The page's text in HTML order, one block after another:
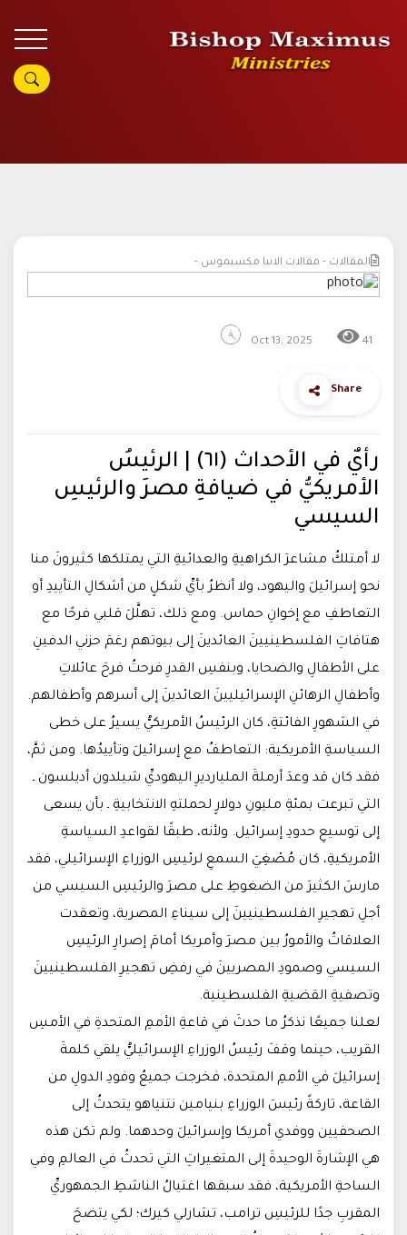
المقالات - مقالات الانبا مكسيموس -
Oct 13, 2025 41
Share
رأيٌ في الأحداث (٦١) | الرئيسُ
الأمريكيُّ في ضيافةِ مصرَ والرئيسِ
السيسي
لا أمتلكُ مشاعرَ الكراهيةِ والعدائيةِ التي يمتلكها كثيرونَ منا
نحو إسرائيلَ واليهود، ولا أنظرُ بأيِّ شكلٍ من أشكالِ التأييدِ أو
التعاطفِ مع إخوانِ حماس. ومع ذلك، تهلَّلَ قلبي فرحًا مع
هتافاتِ الفلسطينيينَ العائدينَ إلى بيوتهم رغمَ حزني الدفينِ
على الأطفالِ والضحايا، وبنفسِ القدرِ فرحتُ فرحَ عائلاتِ
وأطفالِ الرهائنِ الإسرائيليينَ العائدينَ إلى أسرهم وأطفالهم.
في الشهورِ الفائتةِ، كان الرئيسُ الأمريكيُّ يسيرُ على خطى
السياسةِ الأمريكية: التعاطفُ مع إسرائيلَ وتأييدُها. ومن ثمَّ،
فقد كان قد وعدَ أرملةَ المليارديرِ اليهوديِّ شيلدون أديلسون ـ
التي تبرعت بمئةِ مليونِ دولارٍ لحملتهِ الانتخابيةِ ـ بأن يسعى
إلى توسيعِ حدودِ إسرائيل. ولأنه، طبقًا لقواعدِ السياسةِ
الأمريكيةِ، كان مُصْغِيَ السمعِ لرئيسِ الوزراءِ الإسرائيلي، فقد
مارسَ الكثيرَ من الضغوطِ على مصرَ والرئيسِ السيسي من
أجلِ تهجيرِ الفلسطينيينَ إلى سيناءِ المصرية، وتعقدت
العلاقاتُ والأمورُ بين مصرَ وأمريكا أمامَ إصرارِ الرئيسِ
السيسي وصمودِ المصريينَ في رفضِ تهجيرِ الفلسطينيينَ
وتصفيةِ القضيةِ الفلسطينية.
لعلنا جميعًا نذكرُ ما حدثَ في قاعةِ الأممِ المتحدةِ في الأمسِ
القريب، حينما وقفَ رئيسُ الوزراءِ الإسرائيليُّ يلقي كلمةَ
إسرائيلَ في الأممِ المتحدة، فخرجت جميعُ وفودِ الدولِ من
القاعة، تاركةً رئيسَ الوزراءِ بنيامين نتنياهو يتحدثُ إلى
الصحفيين ووفدي أمريكا وإسرائيلَ وحدهما. ولم تكن هذه
هي الإشارةَ الوحيدةَ إلى المتغيراتِ التي تحدثُ في العالمِ وفي
الساحةِ الأمريكية، فقد سبقها اغتيالُ الناشطِ الجمهوريِّ
المقربِ جدًا للرئيسِ ترامب، تشارلي كيرك؛ لكي يتضحَ